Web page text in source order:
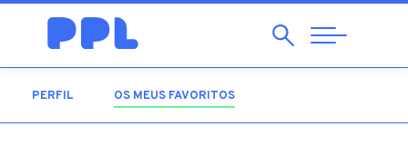
Pesquisar
Abrir
Navegação
PERFIL OS MEUS FAVORITOS